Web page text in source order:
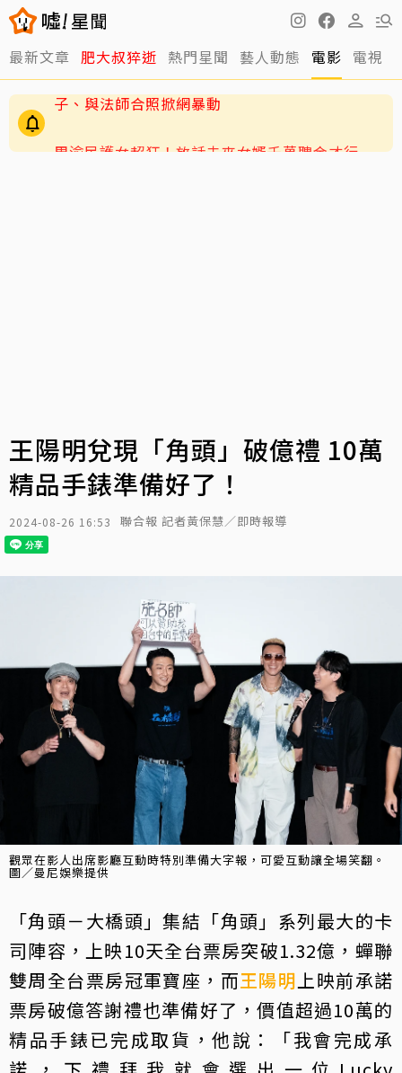
最新文章 肥大叔猝逝 熱門星聞 藝人動態 電影 電視
王陽明兌現「角頭」破億禮 10萬
精品手錶準備好了！
2024-08-26 16:53 聯合報 記者黃保慧／即時報導
觀眾在影人出席影廳互動時特別準備大字報，可愛互動讓全場笑翻。
圖／曼尼娛樂提供
「角頭－大橋頭」集結「角頭」系列最大的卡
司陣容，上映10天全台票房突破1.32億，蟬聯
雙周全台票房冠軍寶座，而王陽明 上映前承諾
票房破億答謝禮也準備好了，價值超過10萬的
精品手錶已完成取貨，他說：「我會完成承